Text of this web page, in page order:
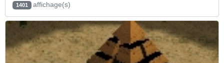
1401 affichage(s)